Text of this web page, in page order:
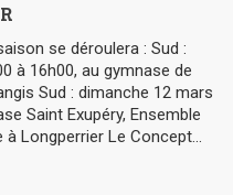
se déroulera : Sud :
à 16h00, au gymnase de
Sud : dimanche 12 mars
Saint Exupéry, Ensemble
Longperrier Le Concept...